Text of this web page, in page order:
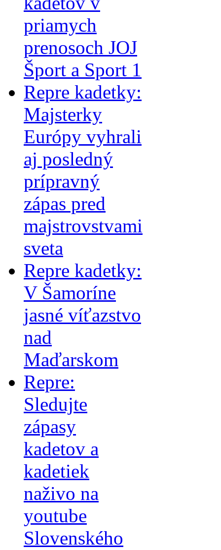
priamych
prenosoch JOJ
Šport a Sport 1
Repre kadetky:
Majsterky
Európy vyhrali
aj posledný
prípravný
zápas pred
majstrovstvami
sveta
Repre kadetky:
V Šamoríne
jasné víťazstvo
nad
Maďarskom
Repre:
Sledujte
zápasy
kadetov a
kadetiek
naživo na
youtube
Slovenského